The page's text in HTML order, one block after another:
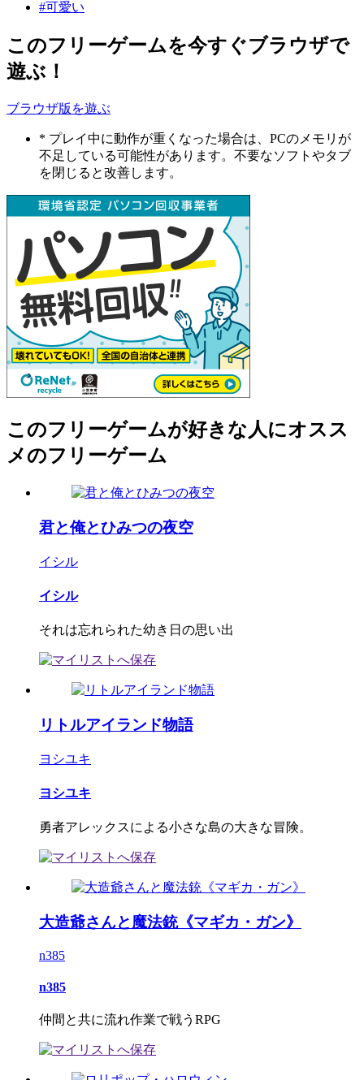
#可愛い
このフリーゲームを今すぐブラウザで
遊ぶ！
ブラウザ版を遊ぶ
* プレイ中に動作が重くなった場合は、PCのメモリが
不足している可能性があります。不要なソフトやタブ
を閉じると改善します。
このフリーゲームが好きな人にオスス
メのフリーゲーム
君と俺とひみつの夜空
イシル
イシル
それは忘れられた幼き日の思い出
リトルアイランド物語
ヨシユキ
ヨシユキ
勇者アレックスによる小さな島の大きな冒険。
大造爺さんと魔法銃《マギカ・ガン》
n385
n385
仲間と共に流れ作業で戦うRPG